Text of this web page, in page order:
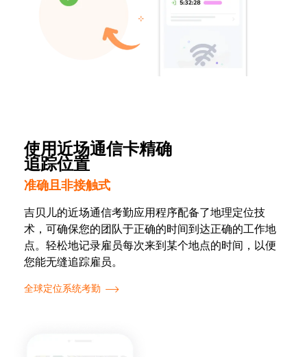
使用近场通信卡精确
追踪位置
准确且非接触式
吉贝儿的近场通信考勤应用程序配备了地理定位技
术，可确保您的团队于正确的时间到达正确的工作地
点。轻松地记录雇员每次来到某个地点的时间，以便
您能无缝追踪雇员。
全球定位系统考勤